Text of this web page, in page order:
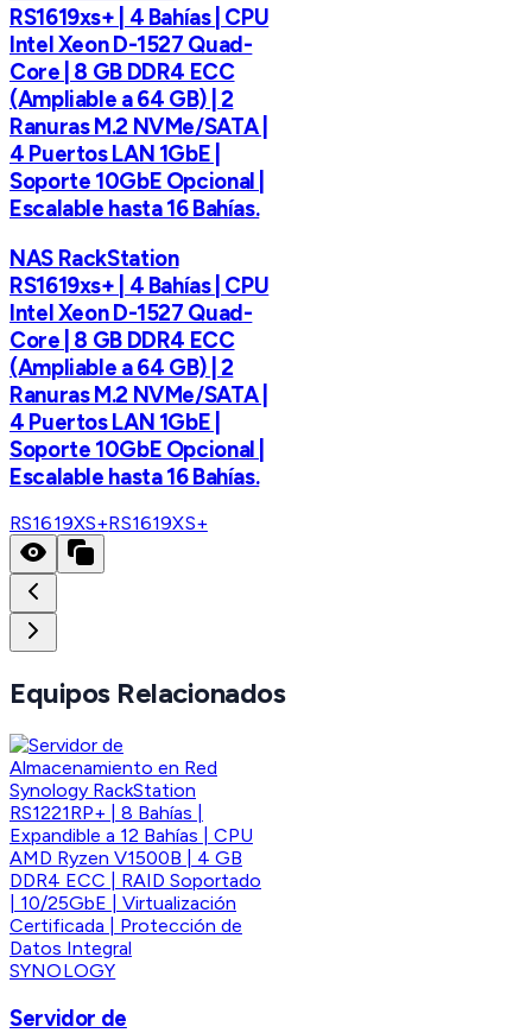
RS1619xs+ | 4 Bahías | CPU
Intel Xeon D-1527 Quad-
Core | 8 GB DDR4 ECC
(Ampliable a 64 GB) | 2
Ranuras M.2 NVMe/SATA |
4 Puertos LAN 1GbE |
Soporte 10GbE Opcional |
Escalable hasta 16 Bahías.
NAS RackStation
RS1619xs+ | 4 Bahías | CPU
Intel Xeon D-1527 Quad-
Core | 8 GB DDR4 ECC
(Ampliable a 64 GB) | 2
Ranuras M.2 NVMe/SATA |
4 Puertos LAN 1GbE |
Soporte 10GbE Opcional |
Escalable hasta 16 Bahías.
RS1619XS+RS1619XS+
Equipos Relacionados
SYNOLOGY
Servidor de